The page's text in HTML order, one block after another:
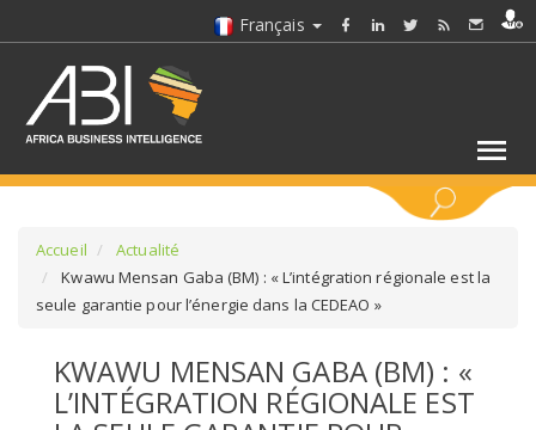
Français
SÉLECTIONNEZ UN DOSSIER
Accueil
Actualité
Kwawu Mensan Gaba (BM) : « L’intégration régionale est la
seule garantie pour l’énergie dans la CEDEAO »
KWAWU MENSAN GABA (BM) : «
L’INTÉGRATION RÉGIONALE EST